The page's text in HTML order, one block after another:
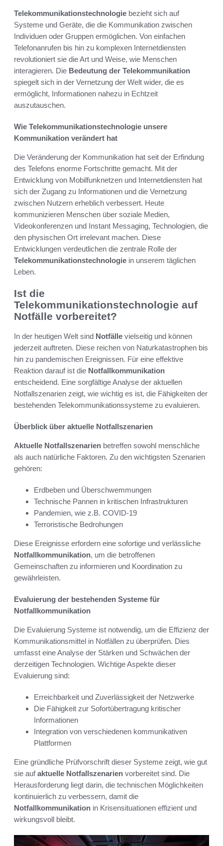
Telekommunikationstechnologie bezieht sich auf
Systeme und Geräte, die die Kommunikation zwischen
Individuen oder Gruppen ermöglichen. Von einfachen
Telefonanrufen bis hin zu komplexen Internetdiensten
revolutioniert sie die Art und Weise, wie Menschen
interagieren. Die Bedeutung der Telekommunikation
spiegelt sich in der Vernetzung der Welt wider, die es
ermöglicht, Informationen nahezu in Echtzeit
auszutauschen.
Wie Telekommunikationstechnologie unsere
Kommunikation verändert hat
Die Veränderung der Kommunikation hat seit der Erfindung
des Telefons enorme Fortschritte gemacht. Mit der
Entwicklung von Mobilfunknetzen und Internetdiensten hat
sich der Zugang zu Informationen und die Vernetzung
zwischen Nutzern erheblich verbessert. Heute
kommunizieren Menschen über soziale Medien,
Videokonferenzen und Instant Messaging, Technologien, die
den physischen Ort irrelevant machen. Diese
Entwicklungen verdeutlichen die zentrale Rolle der
Telekommunikationstechnologie in unserem täglichen
Leben.
Ist die
Telekommunikationstechnologie auf
Notfälle vorbereitet?
In der heutigen Welt sind Notfälle vielseitig und können
jederzeit auftreten. Diese reichen von Naturkatastrophen bis
hin zu pandemischen Ereignissen. Für eine effektive
Reaktion darauf ist die Notfallkommunikation
entscheidend. Eine sorgfältige Analyse der aktuellen
Notfallszenarien zeigt, wie wichtig es ist, die Fähigkeiten der
bestehenden Telekommunikationssysteme zu evaluieren.
Überblick über aktuelle Notfallszenarien
Aktuelle Notfallszenarien betreffen sowohl menschliche
als auch natürliche Faktoren. Zu den wichtigsten Szenarien
gehören:
Erdbeben und Überschwemmungen
Technische Pannen in kritischen Infrastrukturen
Pandemien, wie z.B. COVID-19
Terroristische Bedrohungen
Diese Ereignisse erfordern eine sofortige und verlässliche
Notfallkommunikation, um die betroffenen
Gemeinschaften zu informieren und Koordination zu
gewährleisten.
Evaluierung der bestehenden Systeme für
Notfallkommunikation
Die Evaluierung Systeme ist notwendig, um die Effizienz der
Kommunikationsmittel in Notfällen zu überprüfen. Dies
umfasst eine Analyse der Stärken und Schwächen der
derzeitigen Technologien. Wichtige Aspekte dieser
Evaluierung sind:
Erreichbarkeit und Zuverlässigkeit der Netzwerke
Die Fähigkeit zur Sofortübertragung kritischer
Informationen
Integration von verschiedenen kommunikativen
Plattformen
Eine gründliche Prüfvorschrift dieser Systeme zeigt, wie gut
sie aufaktuelle Notfallszenarien vorbereitet sind. Die
Herausforderung liegt darin, die technischen Möglichkeiten
kontinuierlich zu verbessern, damit die
Notfallkommunikation in Krisensituationen effizient und
wirkungsvoll bleibt.